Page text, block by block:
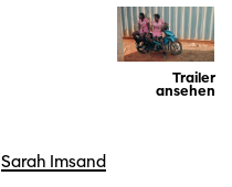
Trailer
ansehen
Sarah Imsand